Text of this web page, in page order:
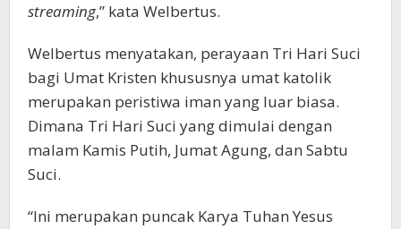
streaming,” kata Welbertus.
Welbertus menyatakan, perayaan Tri Hari Suci
bagi Umat Kristen khususnya umat katolik
merupakan peristiwa iman yang luar biasa.
Dimana Tri Hari Suci yang dimulai dengan
malam Kamis Putih, Jumat Agung, dan Sabtu
Suci.
“Ini merupakan puncak Karya Tuhan Yesus